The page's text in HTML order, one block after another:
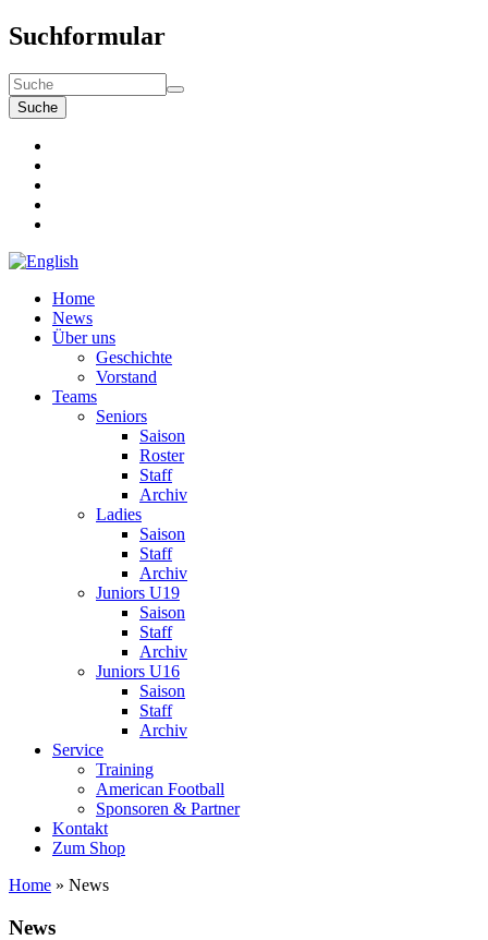
Suchformular
Suche
Home
News
Über uns
Geschichte
Vorstand
Teams
Seniors
Saison
Roster
Staff
Archiv
Ladies
Saison
Staff
Archiv
Juniors U19
Saison
Staff
Archiv
Juniors U16
Saison
Staff
Archiv
Service
Training
American Football
Sponsoren & Partner
Kontakt
Zum Shop
Home » News
News